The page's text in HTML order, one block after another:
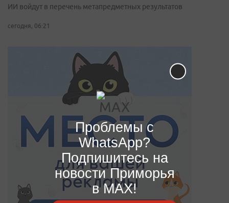
ИИ войдут в перечень метапредметных результатов
сегодня, 06:21
Проблемы с
WhatsApp?
Подпишитесь на
новости Приморья
в MAX!